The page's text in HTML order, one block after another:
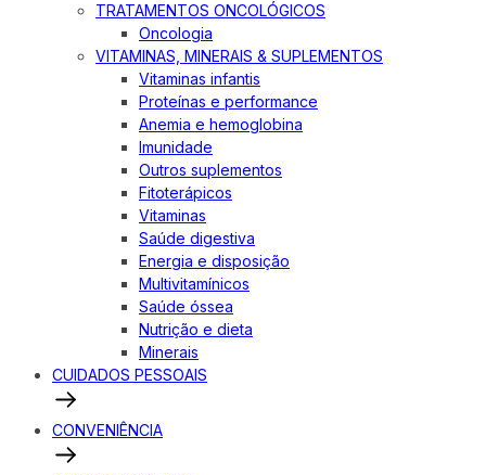
TRATAMENTOS ONCOLÓGICOS
Oncologia
VITAMINAS, MINERAIS & SUPLEMENTOS
Vitaminas infantis
Proteínas e performance
Anemia e hemoglobina
Imunidade
Outros suplementos
Fitoterápicos
Vitaminas
Saúde digestiva
Energia e disposição
Multivitamínicos
Saúde óssea
Nutrição e dieta
Minerais
CUIDADOS PESSOAIS
CONVENIÊNCIA